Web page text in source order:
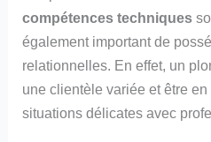
compétences techniques
également important de
relationnelles. En effet, un
une clientèle variée et être
situations délicates avec